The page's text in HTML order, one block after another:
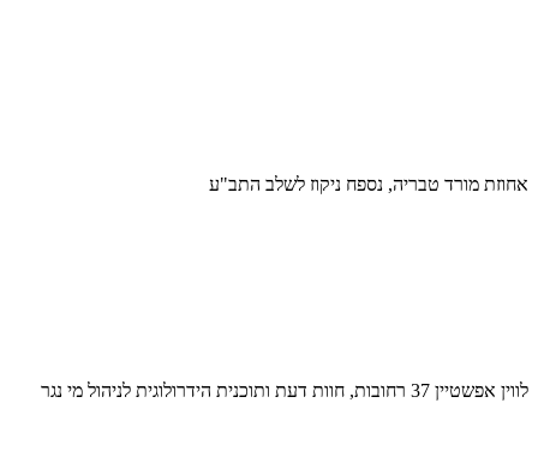
אחוזת מורד טבריה, נספח ניקוז לשלב התב"ע
לווין אפשטיין 37 רחובות, חוות דעת ותוכנית הידרולוגית לניהול מי נגר